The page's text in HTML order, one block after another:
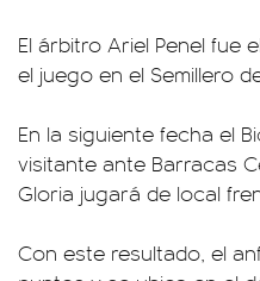
El árbitro Ariel Penel fue
el juego en el Semillero
En la siguiente fecha el
visitante ante Barracas
Gloria jugará de local
Con este resultado, el